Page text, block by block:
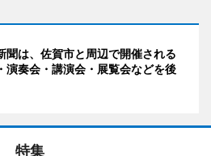
聞は、佐賀市と周辺で開催される
演奏会・講演会・展覧会などを後
特集